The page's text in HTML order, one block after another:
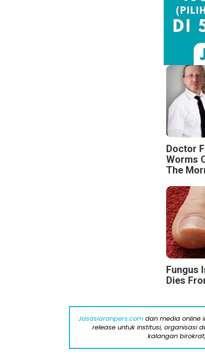
Doctor
Worms
The
Fungus
Dies
Jasasiaranpers.comdan media online
release untuk institusi, organisasi
kalangan